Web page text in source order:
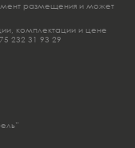
размещения и может
комплектации и цене
232 31 93 29